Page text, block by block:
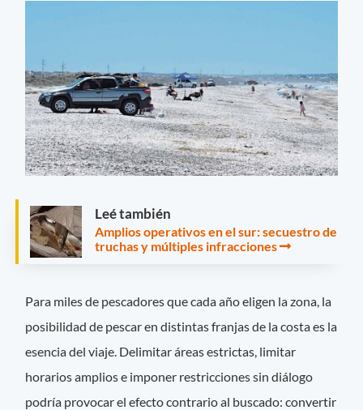
Leé también
Amplios operativos en el sur: secuestro de
truchas y múltiples infracciones
Para miles de pescadores que cada año eligen la zona, la
posibilidad de pescar en distintas franjas de la costa es la
esencia del viaje. Delimitar áreas estrictas, limitar
horarios amplios e imponer restricciones sin diálogo
podría provocar el efecto contrario al buscado: convertir